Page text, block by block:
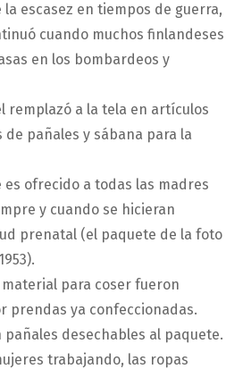
la escasez en tiempos de guerra,
cuando muchos finlandeses
en los bombardeos y
remplazó a la tela en artículos
de pañales y sábana para la
es ofrecido a todas las madres
y cuando se hicieran
prenatal (el paquete de la foto
material para coser fueron
prendas ya confeccionadas.
pañales desechables al paquete.
trabajando, las ropas